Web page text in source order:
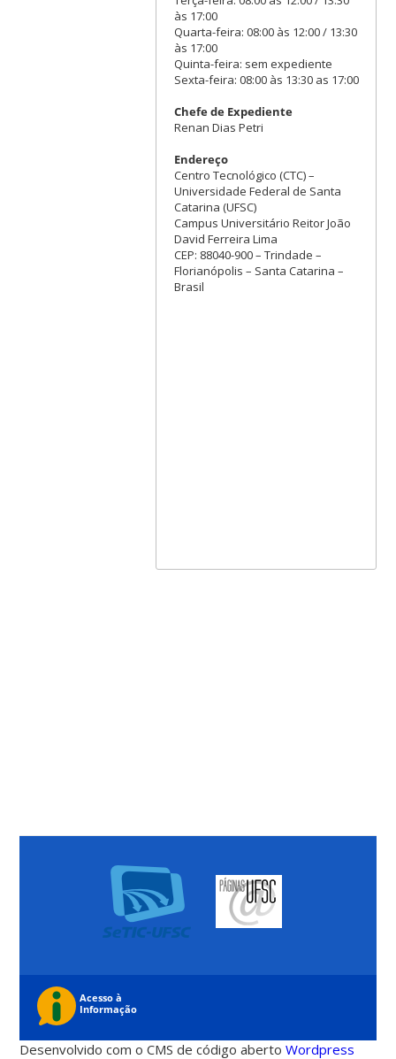
às 17:00
Quarta-feira: 08:00 às 12:00 / 13:30
às 17:00
Quinta-feira: sem expediente
Sexta-feira: 08:00 às 13:30 as 17:00
Chefe de Expediente
Renan Dias Petri
Endereço
Centro Tecnológico (CTC) –
Universidade Federal de Santa
Catarina (UFSC)
Campus Universitário Reitor João
David Ferreira Lima
CEP: 88040-900 – Trindade –
Florianópolis – Santa Catarina –
Brasil
Desenvolvido com o CMS de código abertoWordpress